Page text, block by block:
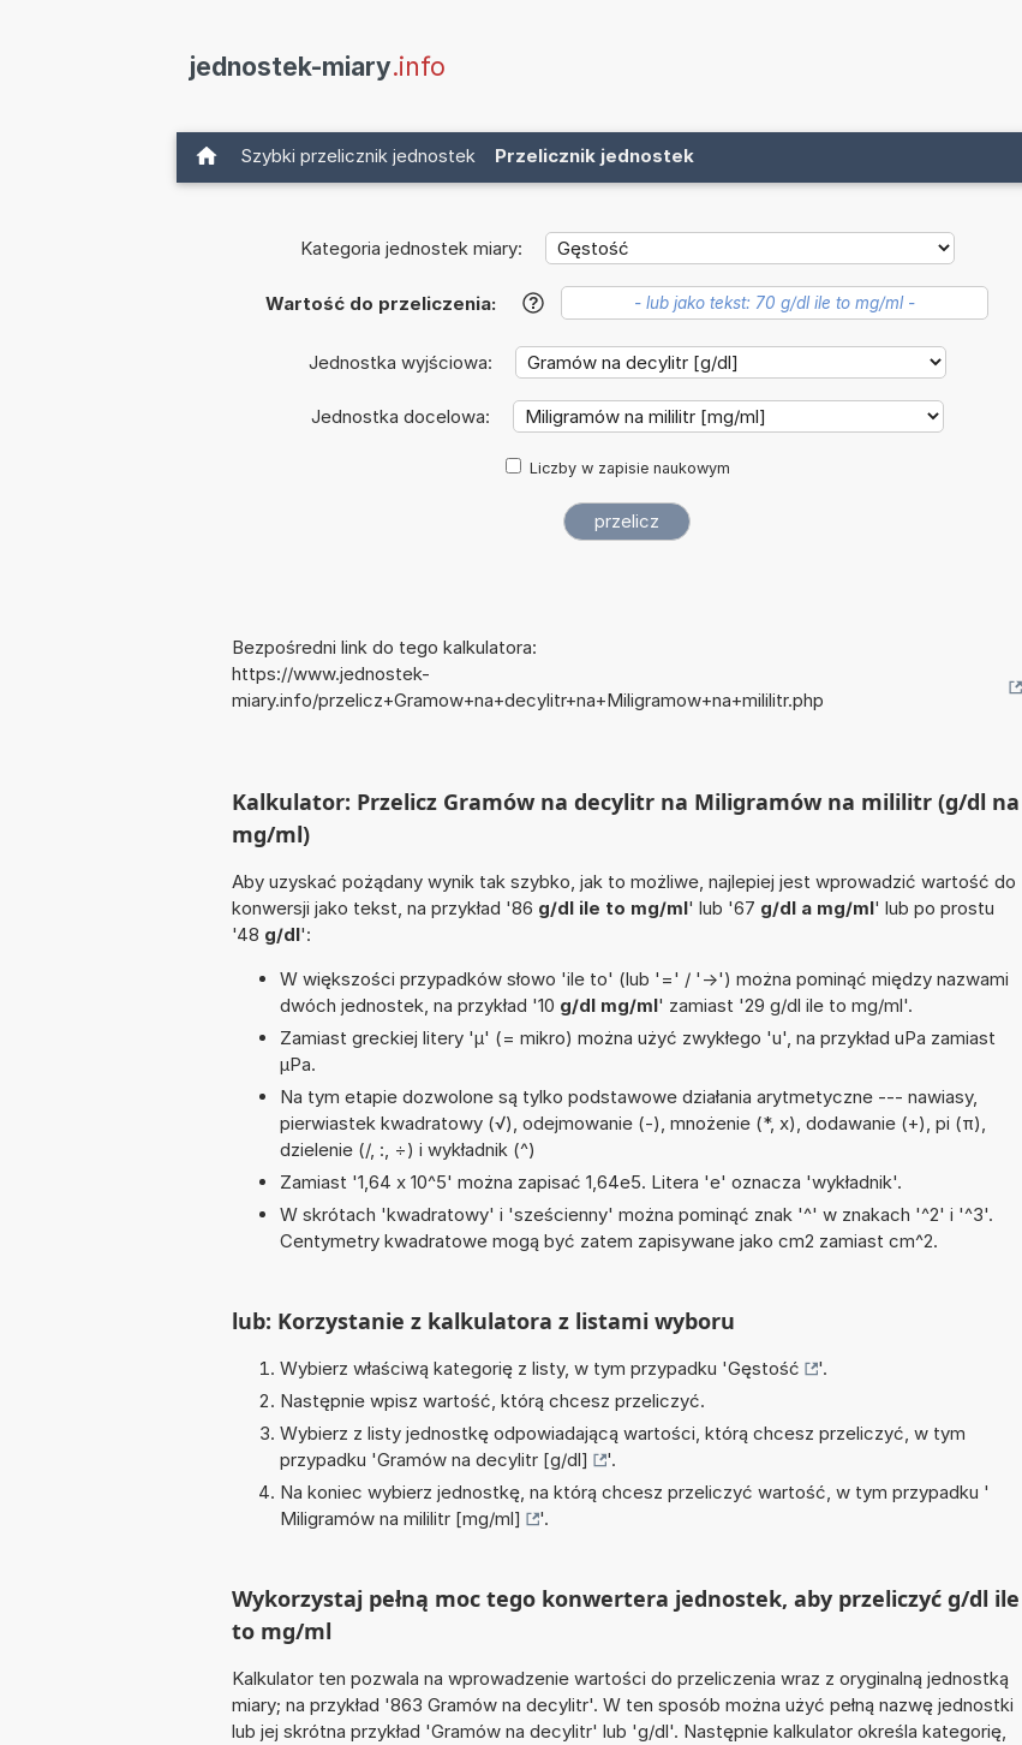
jednostek-miary.info
Szybki przelicznik jednostek Przelicznik jednostek
Kategoria jednostek miary:
Wartość do przeliczenia: ?
Jednostka wyjściowa:
Jednostka docelowa:
Liczby w zapisie naukowym
Bezpośredni link do tego kalkulatora:
https://www.jednostek-
miary.info/przelicz+Gramow+na+decylitr+na+Miligramow+na+mililitr.php
Kalkulator: Przelicz Gramów na decylitr na Miligramów na mililitr (g/dl na
mg/ml)
Aby uzyskać pożądany wynik tak szybko, jak to możliwe, najlepiej jest wprowadzić wartość do
konwersji jako tekst, na przykład '86 g/dl ile to mg/ml' lub '67 g/dl a mg/ml' lub po prostu
'48 g/dl':
W większości przypadków słowo 'ile to' (lub '=' / '->') można pominąć między nazwami
dwóch jednostek, na przykład '10 g/dl mg/ml' zamiast '29 g/dl ile to mg/ml'.
Zamiast greckiej litery 'µ' (= mikro) można użyć zwykłego 'u', na przykład uPa zamiast
µPa.
Na tym etapie dozwolone są tylko podstawowe działania arytmetyczne --- nawiasy,
pierwiastek kwadratowy (√), odejmowanie (-), mnożenie (*, x), dodawanie (+), pi (π),
dzielenie (/, :, ÷) i wykładnik (^)
Zamiast '1,64 x 10^5' można zapisać 1,64e5. Litera 'e' oznacza 'wykładnik'.
W skrótach 'kwadratowy' i 'sześcienny' można pominąć znak '^' w znakach '^2' i '^3'.
Centymetry kwadratowe mogą być zatem zapisywane jako cm2 zamiast cm^2.
lub: Korzystanie z kalkulatora z listami wyboru
Wybierz właściwą kategorię z listy, w tym przypadku 'Gęstość
'.
Następnie wpisz wartość, którą chcesz przeliczyć.
Wybierz z listy jednostkę odpowiadającą wartości, którą chcesz przeliczyć, w tym
przypadku 'Gramów na decylitr [g/dl]
'.
Na koniec wybierz jednostkę, na którą chcesz przeliczyć wartość, w tym przypadku '
Miligramów na mililitr [mg/ml]
'.
Wykorzystaj pełną moc tego konwertera jednostek, aby przeliczyć g/dl ile
to mg/ml
Kalkulator ten pozwala na wprowadzenie wartości do przeliczenia wraz z oryginalną jednostką
miary; na przykład '863 Gramów na decylitr'. W ten sposób można użyć pełną nazwę jednostki
lub jej skrótna przykład 'Gramów na decylitr' lub 'g/dl'. Następnie kalkulator określa kategorię,